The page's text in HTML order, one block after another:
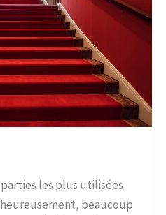
parties les plus utilisées
beaucoup